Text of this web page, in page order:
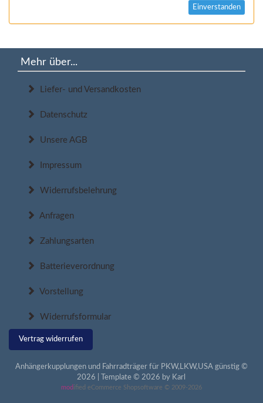
Einverstanden
Mehr über...
Liefer- und Versandkosten
Datenschutz
Unsere AGB
Impressum
Widerrufsbelehrung
Anfragen
Zahlungsarten
Batterieverordnung
Vorstellung
Widerrufsformular
Vertrag widerrufen
Anhängerkupplungen und Fahrradträger für PKW,LKW,USA günstig ©
2026 | Template © 2026 by Karl
mod ified eCommerce Shopsoftware © 2009-2026